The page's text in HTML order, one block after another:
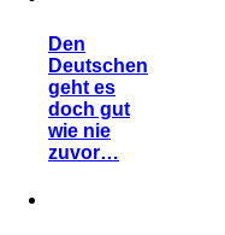
Den
Deutschen
geht es
doch gut
wie nie
zuvor…